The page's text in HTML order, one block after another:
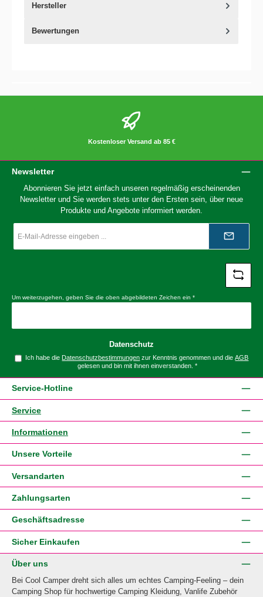
Hersteller
Bewertungen
Kostenloser Versand ab 85 €
Newsletter
Abonnieren Sie jetzt einfach unseren regelmäßig erscheinenden
Newsletter und Sie werden stets unter den Ersten sein, über neue
Produkte und Angebote informiert werden.
Mail-
*
Um weiterzugehen, geben Sie die oben abgebildeten Zeichen ein *
Datenschutz
Ich habe dieDatenschutzbestimmungen zur Kenntnis genommen und dieAGB
gelesen und bin mit ihnen einverstanden. *
Service-Hotline
Service
Informationen
Unsere Vorteile
Versandarten
Zahlungsarten
Geschäftsadresse
Sicher Einkaufen
Über uns
Bei Cool Camper dreht sich alles um echtes Camping-Feeling – dein
Camping Shop für hochwertige Camping Kleidung, Vanlife Zubehör